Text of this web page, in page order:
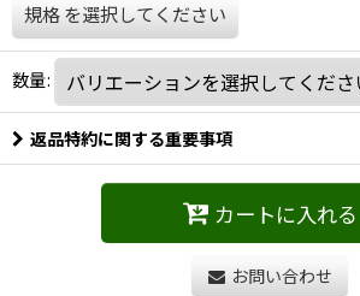
規格を選択してください
数量:
返品特約に関する重要事項
カートに入れる
お問い合わせ